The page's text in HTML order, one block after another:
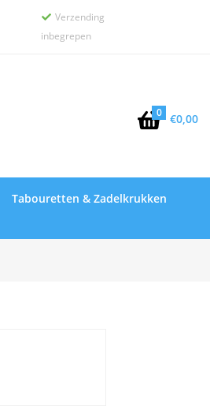
 Verzending
inbegrepen
0 €0,00
Tabouretten & Zadelkrukken